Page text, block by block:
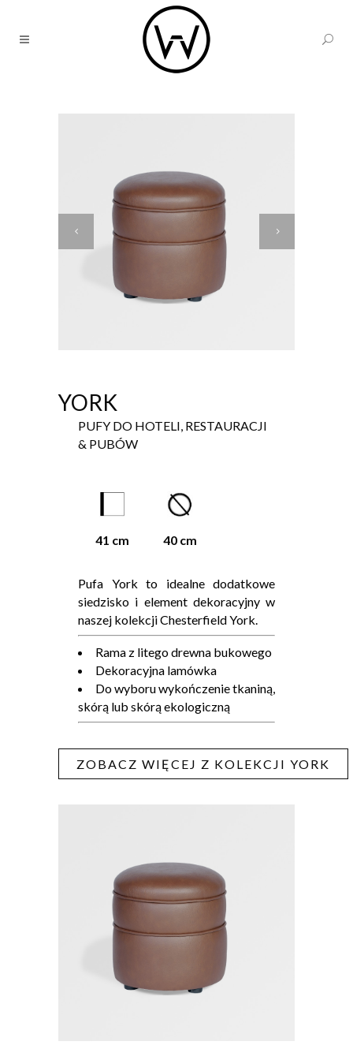
YORK
PUFY DO HOTELI, RESTAURACJI
& PUBÓW
41 cm 40 cm
Pufa York to idealne dodatkowe
siedzisko i element dekoracyjny w
naszej kolekcji Chesterfield York.
Rama z litego drewna bukowego
Dekoracyjna lamówka
Do wyboru wykończenie tkaniną,
skórą lub skórą ekologiczną
ZOBACZ WIĘCEJ Z KOLEKCJI YORK